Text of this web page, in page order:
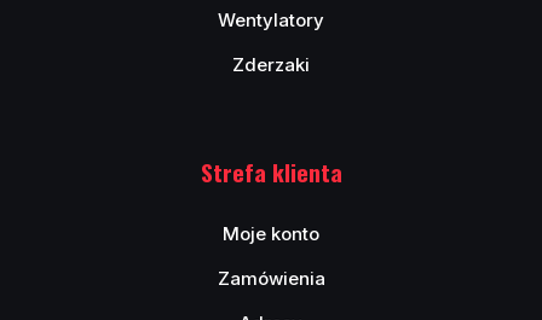
Wentylatory
Zderzaki
Strefa klienta
Moje konto
Zamówienia